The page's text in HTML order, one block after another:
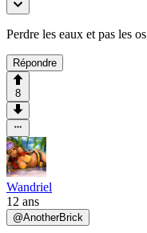
Perdre les eaux et pas les os
Répondre
8
Wandriel
12 ans
@AnotherBrick